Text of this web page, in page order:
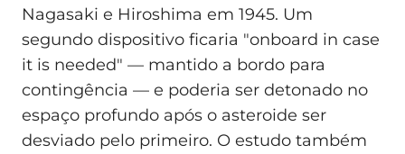
Nagasaki e Hiroshima em 1945. Um
segundo dispositivo ficaria "onboard in case
it is needed" — mantido a bordo para
contingência — e poderia ser detonado no
espaço profundo após o asteroide ser
desviado pelo primeiro. O estudo também